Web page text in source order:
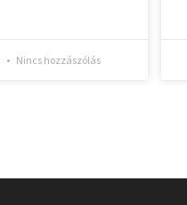
Nincs hozzászólás